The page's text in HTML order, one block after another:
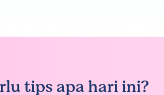
tips apa hari ini?